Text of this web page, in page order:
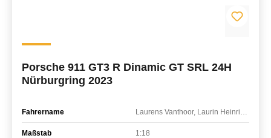
Porsche 911 GT3 R Dinamic GT SRL 24H
Nürburgring 2023
Fahrername
Maßstab 1:18